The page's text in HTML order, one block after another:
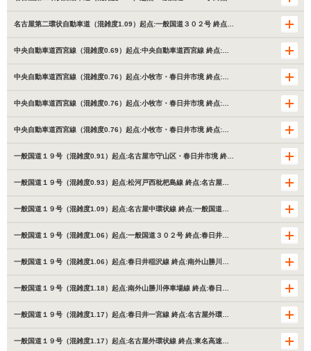
名古屋第二環状自動車道（混雑度1.09）起点:一般国道３０２号 終点…
中央自動車道西宮線（混雑度0.69）起点:中央自動車道西宮線 終点:…
中央自動車道西宮線（混雑度0.76）起点:小牧市・春日井市境 終点:…
中央自動車道西宮線（混雑度0.76）起点:小牧市・春日井市境 終点:…
中央自動車道西宮線（混雑度0.76）起点:小牧市・春日井市境 終点:…
一般国道１９号（混雑度0.91）起点:名古屋市守山区・春日井市境 終…
一般国道１９号（混雑度0.93）起点:松河戸西枇杷島線 終点:名古屋…
一般国道１９号（混雑度1.09）起点:名古屋中環状線 終点:一般国道…
一般国道１９号（混雑度1.06）起点:一般国道３０２号 終点:春日井…
一般国道１９号（混雑度1.06）起点:春日井稲沢線 終点:南外山勝川…
一般国道１９号（混雑度1.18）起点:南外山勝川停車場線 終点:春日…
一般国道１９号（混雑度1.17）起点:春日井一宮線 終点:名古屋外環…
一般国道１９号（混雑度1.17）起点:名古屋外環状線 終点:東名高速…